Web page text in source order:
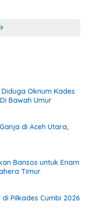
Oknum Kades
Bawah Umur
di Aceh Utara,
Bansos untuk Enam
Timur
Pilkades Cumbi 2026